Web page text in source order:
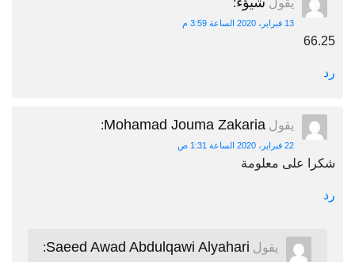
يقول :
13 فبراير، 2020 الساعة 3:59 م
66.25
رد
يقول Mohamad Jouma Zakaria
:
22 فبراير، 2020 الساعة 1:31 ص
شكرا على معلومة
رد
يقول Saeed Awad Abdulqawi Alyahari
: